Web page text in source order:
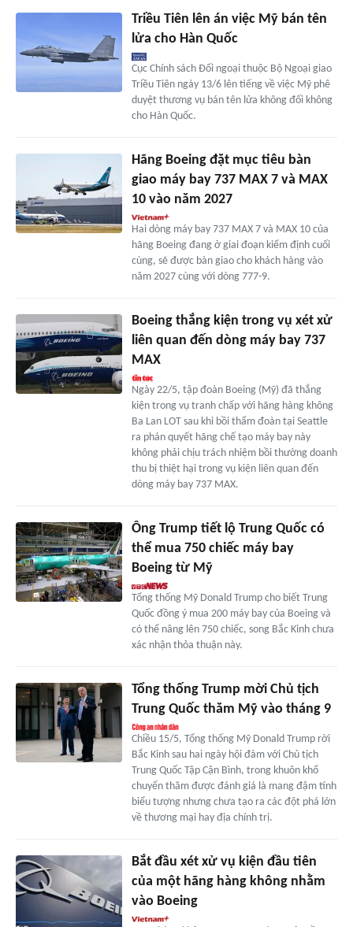
Triều Tiên lên án việc Mỹ bán tên
lửa cho Hàn Quốc
Cục Chính sách Đối ngoại thuộc Bộ Ngoại giao
Triều Tiên ngày 13/6 lên tiếng về việc Mỹ phê
duyệt thương vụ bán tên lửa không đối không
cho Hàn Quốc.
Hãng Boeing đặt mục tiêu bàn
giao máy bay 737 MAX 7 và MAX
10 vào năm 2027
Hai dòng máy bay 737 MAX 7 và MAX 10 của
hãng Boeing đang ở giai đoạn kiểm định cuối
cùng, sẽ được bàn giao cho khách hàng vào
năm 2027 cùng với dòng 777-9.
Boeing thắng kiện trong vụ xét xử
liên quan đến dòng máy bay 737
MAX
Ngày 22/5, tập đoàn Boeing (Mỹ) đã thắng
kiện trong vụ tranh chấp với hãng hàng không
Ba Lan LOT sau khi bồi thẩm đoàn tại Seattle
ra phán quyết hãng chế tạo máy bay này
không phải chịu trách nhiệm bồi thường doanh
thu bị thiệt hại trong vụ kiện liên quan đến
dòng máy bay 737 MAX.
Ông Trump tiết lộ Trung Quốc có
thể mua 750 chiếc máy bay
Boeing từ Mỹ
Tổng thống Mỹ Donald Trump cho biết Trung
Quốc đồng ý mua 200 máy bay của Boeing và
có thể nâng lên 750 chiếc, song Bắc Kinh chưa
xác nhận thỏa thuận này.
Tổng thống Trump mời Chủ tịch
Trung Quốc thăm Mỹ vào tháng 9
Chiều 15/5, Tổng thống Mỹ Donald Trump rời
Bắc Kinh sau hai ngày hội đàm với Chủ tịch
Trung Quốc Tập Cận Bình, trong khuôn khổ
chuyến thăm được đánh giá là mang đậm tính
biểu tượng nhưng chưa tạo ra các đột phá lớn
về thương mại hay địa chính trị.
Bắt đầu xét xử vụ kiện đầu tiên
của một hãng hàng không nhằm
vào Boeing